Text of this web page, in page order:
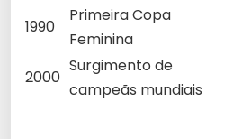
1990
Primeira Copa
Feminina
2000
Surgimento de
campeãs mundiais